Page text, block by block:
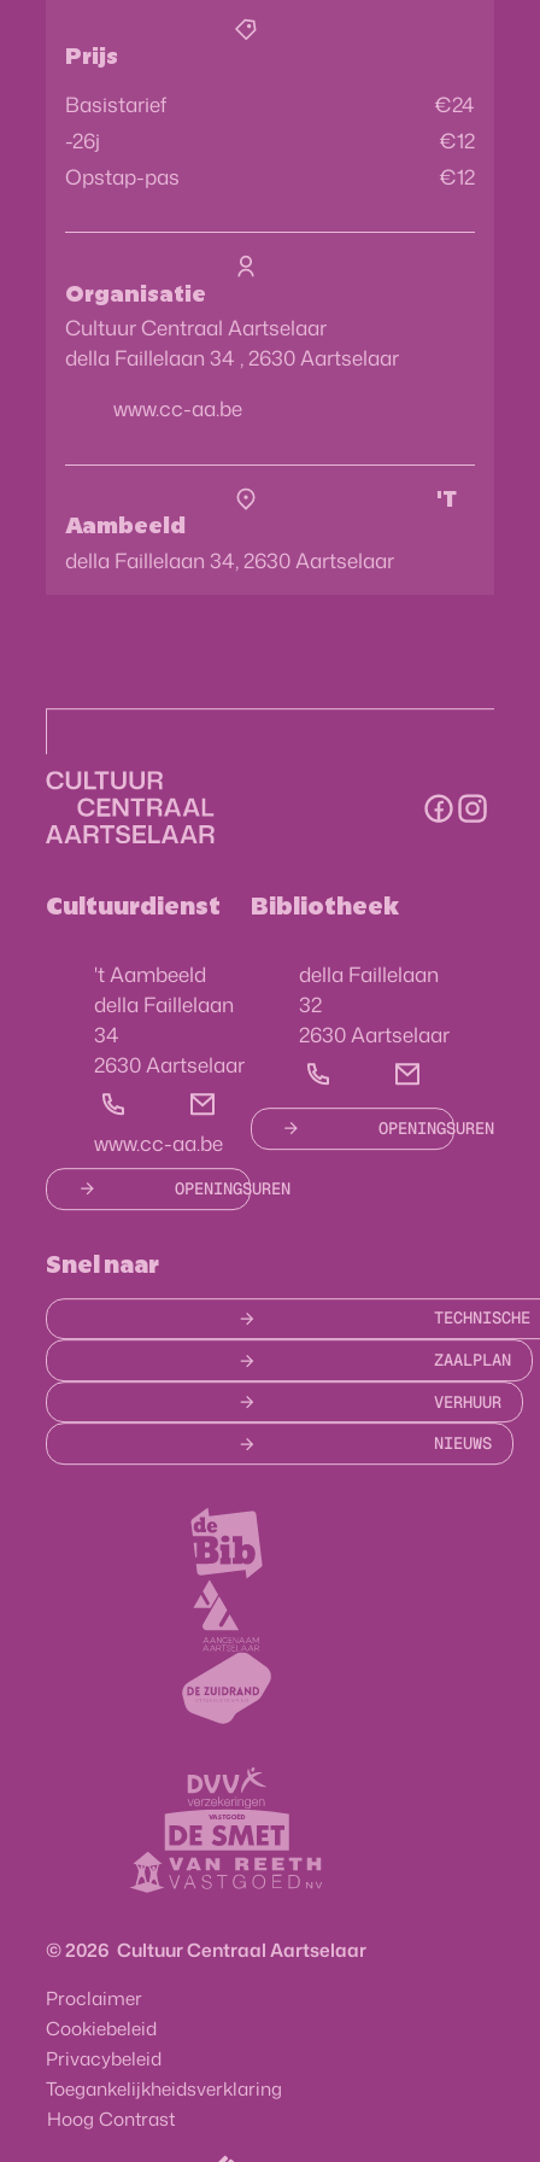
Prijs
Basistarief €24
-26j
€12
Opstap-pas
€12
Organisatie
Cultuur Centraal Aartselaar
della Faillelaan 34 , 2630Aartselaar
Websitewww.cc-aa.be
'T
Aambeeld
della Faillelaan 34, 2630Aartselaar
Facebook
Contact & openingsuren
Cultuurdienst
Adres't Aambeeld
della Faillelaan
34
,2630Aartselaar
03 877 28 75
E-mail
cultuur @aartselaar.be
Websitewww.cc-aa.be
OPENINGSUREN
Bibliotheek
Adresdella Faillelaan
32
,2630Aartselaar
03 870 80 30
E-mail
bibliotheek
OPENINGSUREN
Snel naar
ZAALPLAN
VERHUUR
NIEUWS
Bezoek ook
Gemeente Aartselaar
Onze sponsors
DVV Verzekeringen
Vastgoed De Smet
Vastgoed Van Reeth
© 2026 Cultuur Centraal Aartselaar
Proclaimer
Cookiebeleid
Privacybeleid
Toegankelijkheidsverklaring
Hoog Contrast